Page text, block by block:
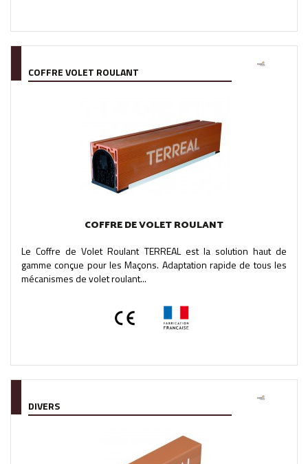
COFFRE VOLET ROULANT
COFFRE DE VOLET ROULANT
Le Coffre de Volet Roulant TERREAL est la solution haut de
gamme conçue pour les Maçons. Adaptation rapide de tous les
mécanismes de volet roulant...
DIVERS